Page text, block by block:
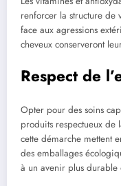
renforcer la structure de
face aux agressions
cheveux conserveront
Respect de
Opter pour des soins
produits respectueux de
cette démarche mettent
des emballages
à un avenir plus durable